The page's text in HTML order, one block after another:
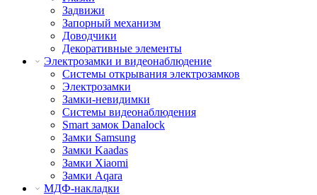
Задвижи
Запорный механизм
Доводчики
Декоративные элементы
Электрозамки и видеонаблюдение
Системы открывания электрозамков
Электрозамки
Замки-невидимки
Системы видеонаблюдения
Smart замок Danalock
Замки Samsung
Замки Kaadas
Замки Xiaomi
Замки Aqara
МДФ-накладки